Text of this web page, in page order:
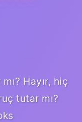
Hayır, hiç
tutar mı?